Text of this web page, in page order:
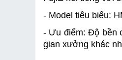
- Model tiêu biểu:
- Ưu điểm: Độ bền
gian xưởng khác